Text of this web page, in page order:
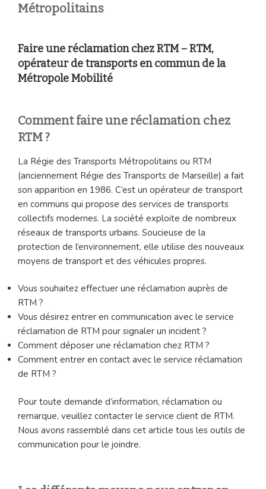
Métropolitains
Faire une réclamation chez RTM – RTM,
opérateur de transports en commun de la
Métropole Mobilité
Comment faire une réclamation chez
RTM ?
La Régie des Transports Métropolitains ou RTM
(anciennement Régie des Transports de Marseille) a fait
son apparition en 1986. C’est un opérateur de transport
en communs qui propose des services de transports
collectifs modernes. La société exploite de nombreux
réseaux de transports urbains. Soucieuse de la
protection de l’environnement, elle utilise des nouveaux
moyens de transport et des véhicules propres.
Vous souhaitez effectuer une réclamation auprès de
RTM ?
Vous désirez entrer en communication avec le service
réclamation de RTM pour signaler un incident ?
Comment déposer une réclamation chez RTM ?
Comment entrer en contact avec le service réclamation
de RTM ?
Pour toute demande d’information, réclamation ou
remarque, veuillez contacter le service client de RTM.
Nous avons rassemblé dans cet article tous les outils de
communication pour le joindre.